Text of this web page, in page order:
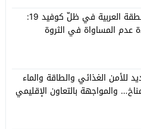
المنطقة العربية في ظلّ كوفيد 19:
عدم المساواة في الثروة
للأمن الغذائي والطاقة والماء
والمواجهة بالتعاون الإقليمي